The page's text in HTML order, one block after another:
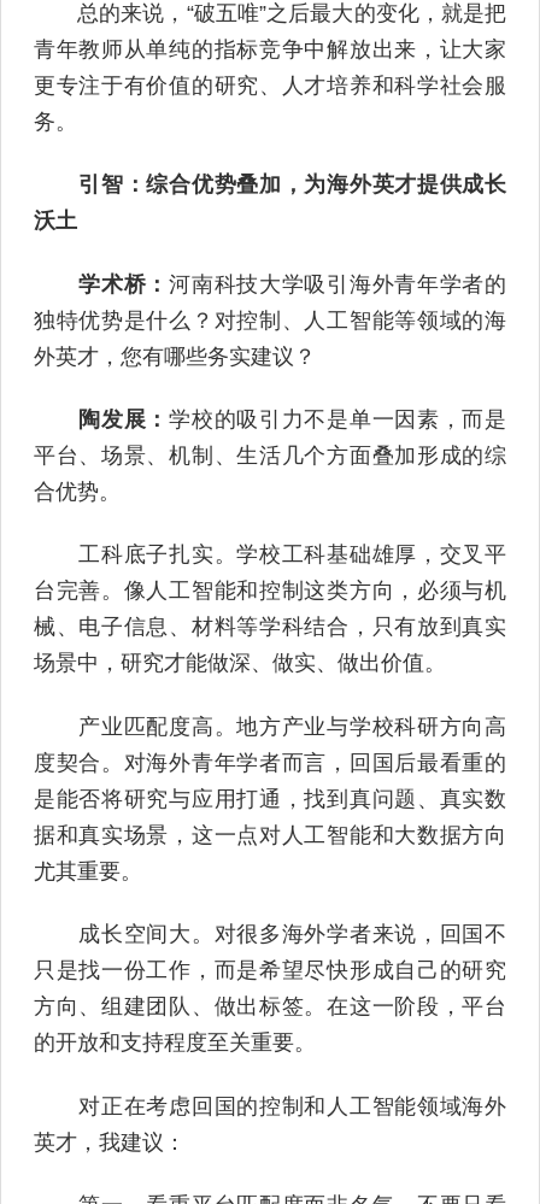
总的来说，“破五唯”之后最大的变化，就是把
青年教师从单纯的指标竞争中解放出来，让大家
更专注于有价值的研究、人才培养和科学社会服
务。
引智：综合优势叠加，为海外英才提供成长
沃土
学术桥：河南科技大学吸引海外青年学者的
独特优势是什么？对控制、人工智能等领域的海
外英才，您有哪些务实建议？
陶发展：学校的吸引力不是单一因素，而是
平台、场景、机制、生活几个方面叠加形成的综
合优势。
工科底子扎实。学校工科基础雄厚，交叉平
台完善。像人工智能和控制这类方向，必须与机
械、电子信息、材料等学科结合，只有放到真实
场景中，研究才能做深、做实、做出价值。
产业匹配度高。地方产业与学校科研方向高
度契合。对海外青年学者而言，回国后最看重的
是能否将研究与应用打通，找到真问题、真实数
据和真实场景，这一点对人工智能和大数据方向
尤其重要。
成长空间大。对很多海外学者来说，回国不
只是找一份工作，而是希望尽快形成自己的研究
方向、组建团队、做出标签。在这一阶段，平台
的开放和支持程度至关重要。
对正在考虑回国的控制和人工智能领域海外
英才，我建议：